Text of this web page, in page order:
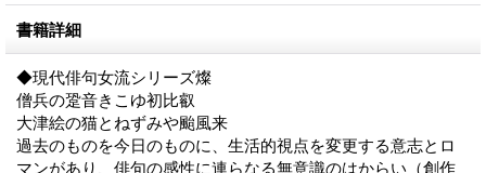
書籍詳細
◆現代俳句女流シリーズ燦
僧兵の跫音きこゆ初比叡
大津絵の猫とねずみや颱風来
過去のものを今日のものに、生活的視点を変更する意志とロ
マンがあり、俳句の感性に連らなる無意識のはからい（創作